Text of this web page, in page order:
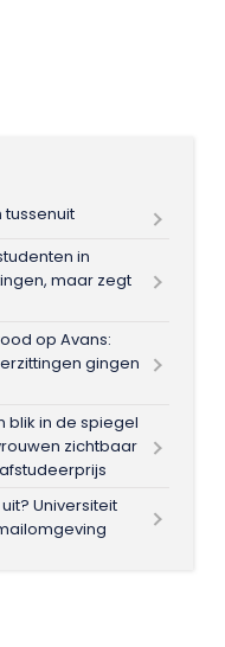
tussenuit
in
maar zegt
op Avans:
gingen
blik in de spiegel
zichtbaar
Universiteit